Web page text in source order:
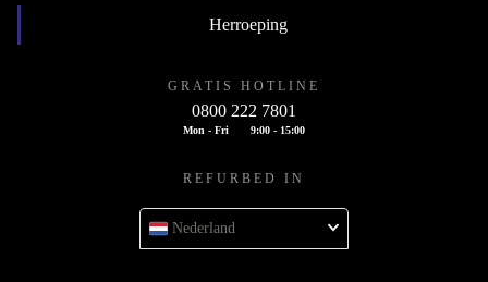
Herroeping
GRATIS HOTLINE
0800 222 7801
Mon - Fri 9:00 - 15:00
REFURBED IN
Nederland